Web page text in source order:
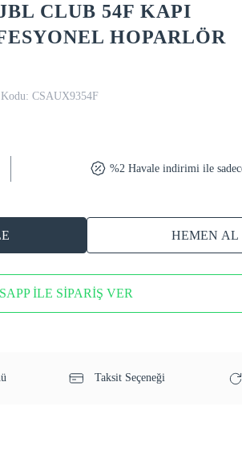
CLUB 54F KAPI
HOPARLÖR
CSAUX9354F
%2 Havale indirimi ile
HEMEN AL
İLE SİPARİŞ VER
Taksit Seçeneği